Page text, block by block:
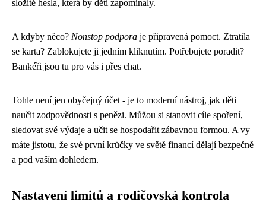
složité hesla, která by děti zapomínaly.
A kdyby něco? Nonstop podpora je připravená pomoct. Ztratila
se karta? Zablokujete ji jedním kliknutím. Potřebujete poradit?
Bankéři jsou tu pro vás i přes chat.
Tohle není jen obyčejný účet - je to moderní nástroj, jak děti
naučit zodpovědnosti s penězi. Můžou si stanovit cíle spoření,
sledovat své výdaje a učit se hospodařit zábavnou formou. A vy
máte jistotu, že své první krůčky ve světě financí dělají bezpečně
a pod vaším dohledem.
Nastavení limitů a rodičovská kontrola